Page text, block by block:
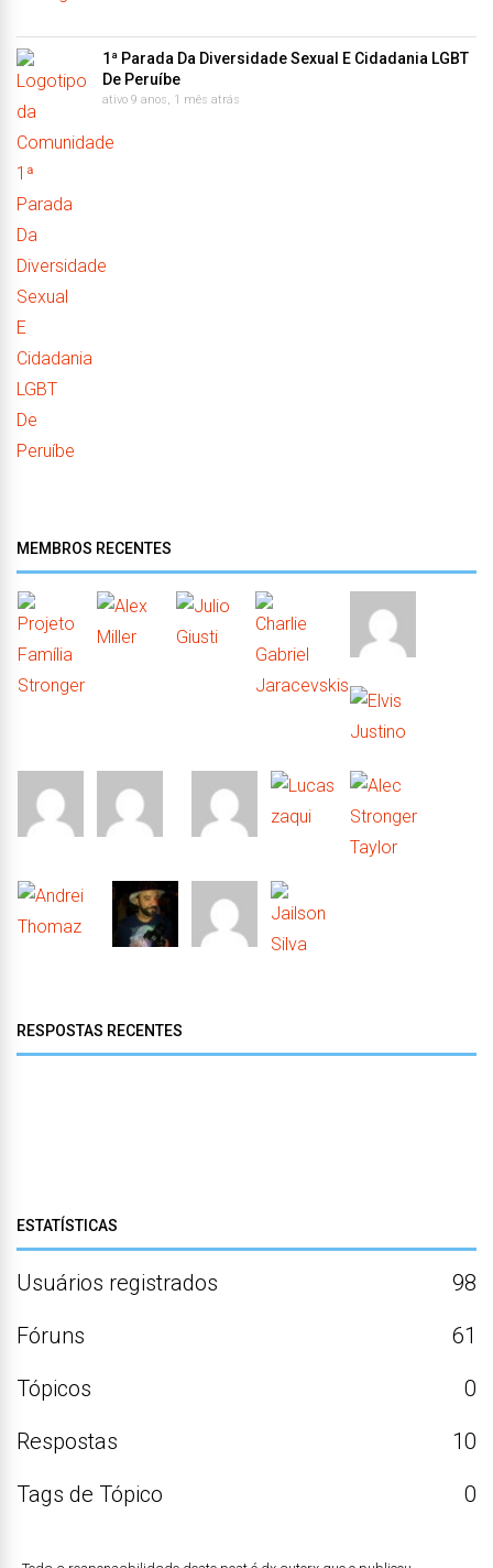
1ª Parada Da Diversidade Sexual E Cidadania LGBT
De Peruíbe
ativo 9 anos, 1 mês atrás
MEMBROS RECENTES
RESPOSTAS RECENTES
ESTATÍSTICAS
Usuários registrados
98
Fóruns
61
Tópicos
0
Respostas
10
Tags de Tópico
0